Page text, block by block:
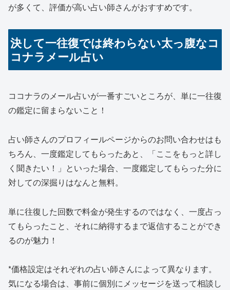
が多くて、評価が高い占い師さんがおすすめです。
決して一往復では終わらない太っ腹なコ
コナラメール占い
ココナラのメール占いが一番すごいところが、 単に一往復
の鑑定に留まらないこと！
占い師さんのプロフィールページからのお問い合わせはも
ちろん、 一度鑑定してもらったあと、「ここをもっと詳し
く聞きたい！」といった場合、一度鑑定してもらった分に
対しての深掘りはなんと無料。
単に往復した回数で料金が発生するのではなく、 一度占っ
てもらったこと、それに納得するまで返信することができ
るのが魅力！
*価格設定はそれぞれの占い師さんによって異なります。
気になる場合は、事前に個別にメッセージを送って相談し